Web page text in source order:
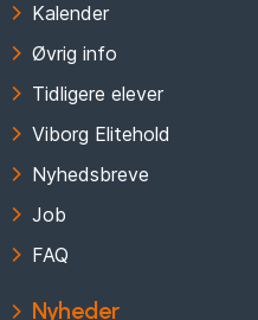
Kalender
Øvrig info
Tidligere elever
Viborg Elitehold
Nyhedsbreve
Job
FAQ
Nyheder